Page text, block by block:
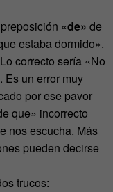
«de» de
estaba dormido».
correcto sería «No
Es un error muy
por ese pavor
que» incorrecto
nos escucha. Más
pueden decirse
trucos: